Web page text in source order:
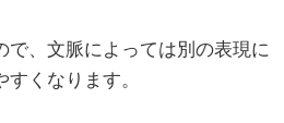
で、文脈によっては別の表現に
くなります。